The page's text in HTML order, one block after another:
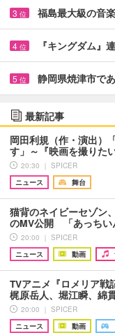
3 位 福島最大級の音
4 位 『キングダム』
5 位 静岡県焼津市で
最新記事
岡田利規（作・演出）
す」～『映画を撮りた
20:30 ｜ SPICER
ニュース
舞台
猫背のネイビーセゾン
のMV公開 「あっちい
20:00 ｜ SPICER
ニュース
動画
TVアニメ『ロメリア戦
梶原岳人、堀江瞬、綿
20:00 ｜ SPICER
ニュース
動画